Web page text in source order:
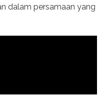
dalam persamaan yang